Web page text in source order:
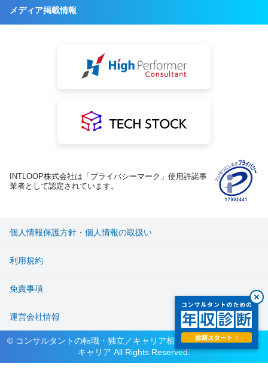
メディア掲載情報
INTLOOP株式会社は「プライバシーマーク」使用許諾事
業者として認定されています。
個人情報保護方針・個人情報の取扱い
利用規約
免責事項
運営会社情報
© コンサルタントの転職・独立／キャリア相談サービス ハイパフォ
キャリア All Rights Reserved.